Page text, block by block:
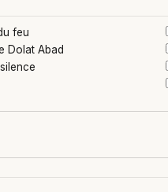
feu
Dolat Abad